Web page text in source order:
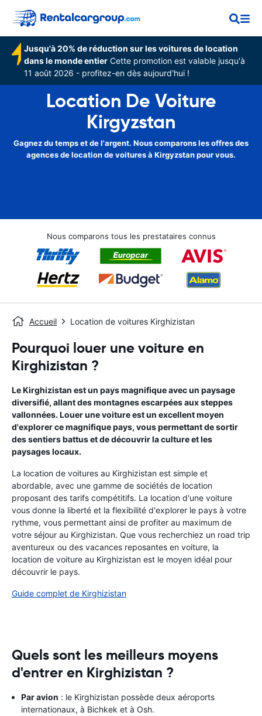
Jusqu'à 20% de réduction sur les voitures de location
dans le monde entier Cette promotion est valable jusqu'à
11 août 2026 - profitez-en dès aujourd'hui !
Location De Voiture
Kirgyzstan
Gagnez du temps et de l'argent. Nous comparons les offres des
agences de location de voitures à Kirgyzstan pour vous.
Nous comparons tous les prestataires connus
Accueil Location de voitures Kirghizistan
Pourquoi louer une voiture en
Kirghizistan ?
Le Kirghizistan est un pays magnifique avec un paysage
diversifié, allant des montagnes escarpées aux steppes
vallonnées. Louer une voiture est un excellent moyen
d'explorer ce magnifique pays, vous permettant de sortir
des sentiers battus et de découvrir la culture et les
paysages locaux.
La location de voitures au Kirghizistan est simple et
abordable, avec une gamme de sociétés de location
proposant des tarifs compétitifs. La location d'une voiture
vous donne la liberté et la flexibilité d'explorer le pays à votre
rythme, vous permettant ainsi de profiter au maximum de
votre séjour au Kirghizistan. Que vous recherchiez un road trip
aventureux ou des vacances reposantes en voiture, la
location de voiture au Kirghizistan est le moyen idéal pour
découvrir le pays.
Guide complet de Kirghizistan
Quels sont les meilleurs moyens
d'entrer en Kirghizistan ?
Par avion : le Kirghizistan possède deux aéroports
internationaux, à Bichkek et à Osh.